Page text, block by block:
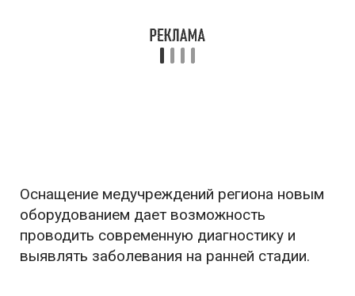
Оснащение медучреждений региона новым
оборудованием дает возможность
проводить современную диагностику и
выявлять заболевания на ранней стадии.